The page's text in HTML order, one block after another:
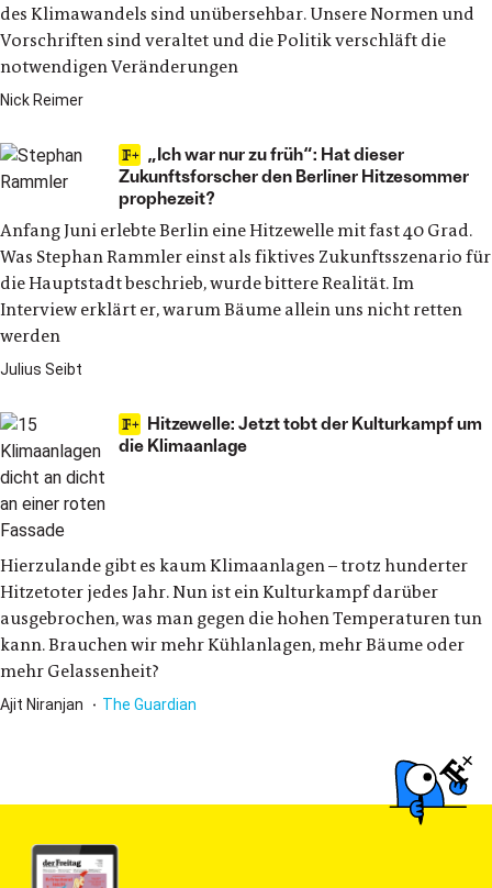
des Klimawandels sind unübersehbar. Unsere Normen und
Vorschriften sind veraltet und die Politik verschläft die
notwendigen Veränderungen
Nick Reimer
„Ich war nur zu früh“: Hat dieser
Zukunftsforscher den Berliner Hitzesommer
prophezeit?
Anfang Juni erlebte Berlin eine Hitzewelle mit fast 40 Grad.
Was Stephan Rammler einst als fiktives Zukunftsszenario für
die Hauptstadt beschrieb, wurde bittere Realität. Im
Interview erklärt er, warum Bäume allein uns nicht retten
werden
Julius Seibt
Hitzewelle: Jetzt tobt der Kulturkampf um
die Klimaanlage
Hierzulande gibt es kaum Klimaanlagen – trotz hunderter
Hitzetoter jedes Jahr. Nun ist ein Kulturkampf darüber
ausgebrochen, was man gegen die hohen Temperaturen tun
kann. Brauchen wir mehr Kühlanlagen, mehr Bäume oder
mehr Gelassenheit?
Ajit Niranjan The Guardian